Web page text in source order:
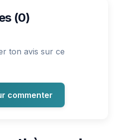
(0)
ton avis sur ce
commenter